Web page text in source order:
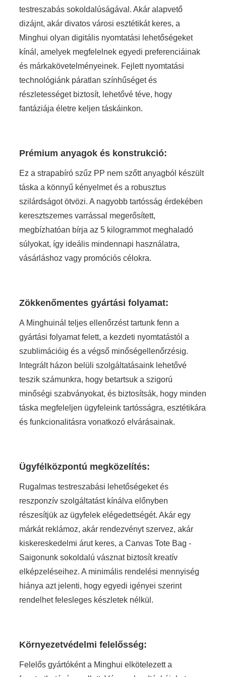
testreszabás sokoldalúságával. Akár alapvető
dizájnt, akár divatos városi esztétikát keres, a
Minghui olyan digitális nyomtatási lehetőségeket
kínál, amelyek megfelelnek egyedi preferenciáinak
és márkakövetelményeinek. Fejlett nyomtatási
technológiánk páratlan színhűséget és
részletességet biztosít, lehetővé téve, hogy
fantáziája életre keljen táskáinkon.
Prémium anyagok és konstrukció:
Ez a strapabíró szűz PP nem szőtt anyagból készült
táska a könnyű kényelmet és a robusztus
szilárdságot ötvözi. A nagyobb tartósság érdekében
keresztszemes varrással megerősített,
megbízhatóan bírja az 5 kilogrammot meghaladó
súlyokat, így ideális mindennapi használatra,
vásárláshoz vagy promóciós célokra.
Zökkenőmentes gyártási folyamat:
A Minghuinál teljes ellenőrzést tartunk fenn a
gyártási folyamat felett, a kezdeti nyomtatástól a
szublimációig és a végső minőségellenőrzésig.
Integrált házon belüli szolgáltatásaink lehetővé
teszik számunkra, hogy betartsuk a szigorú
minőségi szabványokat, és biztosítsák, hogy minden
táska megfeleljen ügyfeleink tartósságra, esztétikára
és funkcionalitásra vonatkozó elvárásainak.
Ügyfélközpontú megközelítés:
Rugalmas testreszabási lehetőségeket és
reszponzív szolgáltatást kínálva előnyben
részesítjük az ügyfelek elégedettségét. Akár egy
márkát reklámoz, akár rendezvényt szervez, akár
kiskereskedelmi árut keres, a Canvas Tote Bag -
Saigonunk sokoldalú vásznat biztosít kreatív
elképzeléseihez. A minimális rendelési mennyiség
hiánya azt jelenti, hogy egyedi igényei szerint
rendelhet felesleges készletek nélkül.
Környezetvédelmi felelősség:
Felelős gyártóként a Minghui elkötelezett a